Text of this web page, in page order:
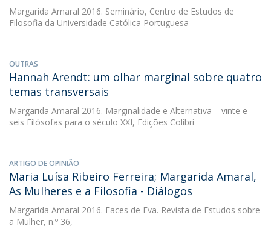
Margarida Amaral 2016. Seminário, Centro de Estudos de
Filosofia da Universidade Católica Portuguesa
OUTRAS
Hannah Arendt: um olhar marginal sobre quatro
temas transversais
Margarida Amaral 2016. Marginalidade e Alternativa – vinte e
seis Filósofas para o século XXI, Edições Colibri
ARTIGO DE OPINIÃO
Maria Luísa Ribeiro Ferreira; Margarida Amaral,
As Mulheres e a Filosofia - Diálogos
Margarida Amaral 2016. Faces de Eva. Revista de Estudos sobre
a Mulher, n.º 36,